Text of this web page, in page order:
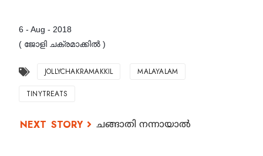
6 - Aug - 2018
( ജോളി ചക്രമാക്കിൽ )
JOLLYCHAKRAMAKKIL MALAYALAM
TINYTREATS
ചങ്ങാതി നന്നായാൽ